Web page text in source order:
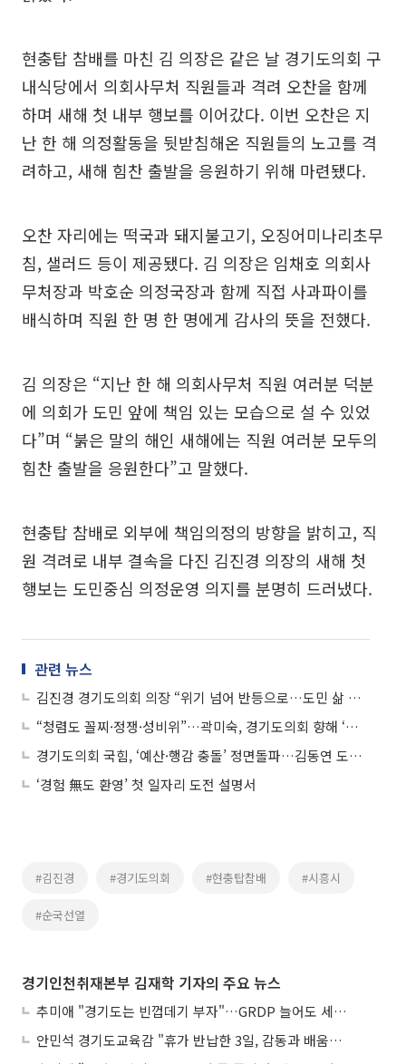
현충탑 참배를 마친 김 의장은 같은 날 경기도의회 구
내식당에서 의회사무처 직원들과 격려 오찬을 함께
하며 새해 첫 내부 행보를 이어갔다. 이번 오찬은 지
난 한 해 의정활동을 뒷받침해온 직원들의 노고를 격
려하고, 새해 힘찬 출발을 응원하기 위해 마련됐다.
오찬 자리에는 떡국과 돼지불고기, 오징어미나리초무
침, 샐러드 등이 제공됐다. 김 의장은 임채호 의회사
무처장과 박호순 의정국장과 함께 직접 사과파이를
배식하며 직원 한 명 한 명에게 감사의 뜻을 전했다.
김 의장은 “지난 한 해 의회사무처 직원 여러분 덕분
에 의회가 도민 앞에 책임 있는 모습으로 설 수 있었
다”며 “붉은 말의 해인 새해에는 직원 여러분 모두의
힘찬 출발을 응원한다”고 말했다.
현충탑 참배로 외부에 책임의정의 방향을 밝히고, 직
원 격려로 내부 결속을 다진 김진경 의장의 새해 첫
행보는 도민중심 의정운영 의지를 분명히 드러냈다.
관련 뉴스
김진경 경기도의회 의장 “위기 넘어 반등으로…도민 삶 지키는 책임의정 완주”
“청렴도 꼴찌·정쟁·성비위”…곽미숙, 경기도의회 향해 ‘자성 없인 미래 없다’
경기도의회 국힘, ‘예산·행감 충돌’ 정면돌파…김동연 도정 향해 3일째 집단항의
‘경험 無도 환영’ 첫 일자리 도전 설명서
#김진경 #경기도의회 #현충탑참배 #시흥시
#순국선열
경기인천취재본부 김재학 기자의 주요 뉴스
추미애 "경기도는 빈껍데기 부자"…GRDP 늘어도 세입은 그대로
안민석 경기도교육감 "휴가 반납한 3일, 감동과 배움이었다"